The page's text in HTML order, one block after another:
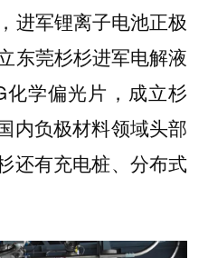
进军锂离子电池正极
东莞杉杉进军电解液
化学偏光片，成立杉
内负极材料领域头部
还有充电桩、分布式